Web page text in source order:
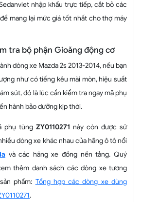
nhập khẩu trực tiếp, cắt bỏ các
mang lại mức giá tốt nhất cho thợ máy
tra bộ phận Gioăng động cơ
dòng xe Mazda 2s 2013-2014, nếu bạn
như có tiếng kêu mài mòn, hiệu suất
sút, đó là lúc cần kiểm tra ngay mã phụ
hành bảo dưỡng kịp thời.
phụ tùng ZY0110271 này còn được sử
dòng xe khác nhau của hãng ô tô nổi
và các hãng xe đồng nền tảng. Quý
thêm danh sách các dòng xe tương
phẩm: Tổng hợp các dòng xe dùng
.